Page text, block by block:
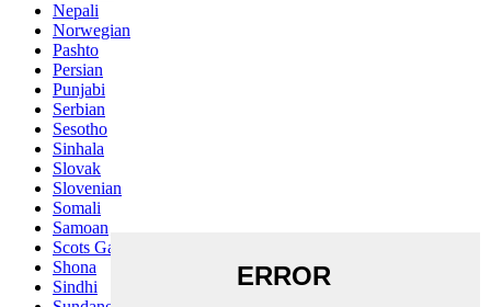
Nepali
Norwegian
Pashto
Persian
Punjabi
Serbian
Sesotho
Sinhala
Slovak
Slovenian
Somali
Samoan
Scots Gaelic
Shona
Sindhi